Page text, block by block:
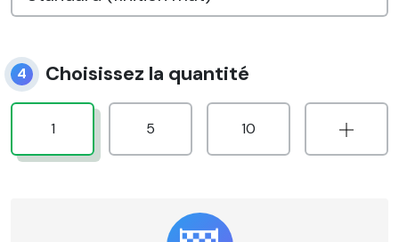
4 Choisissez la quantité
1 5 10